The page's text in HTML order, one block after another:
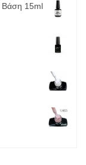
Βάση 15ml